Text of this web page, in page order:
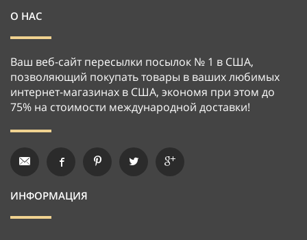
О НАС
Ваш веб-сайт пересылки посылок № 1 в США,
позволяющий покупать товары в ваших любимых
интернет-магазинах в США, экономя при этом до
75% на стоимости международной доставки!
ИНФОРМАЦИЯ